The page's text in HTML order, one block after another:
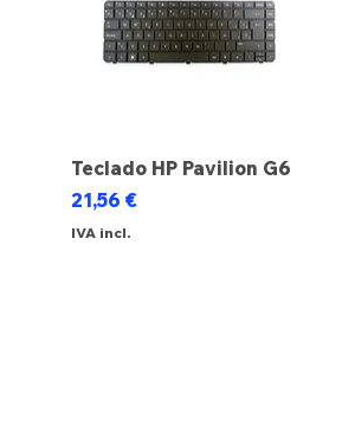
Teclado HP Pavilion G6
Preço
21,56 €
IVA incl.